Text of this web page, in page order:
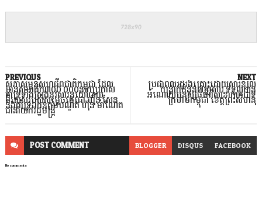
NEXT
ប្រជាពលរដ្ឋរងគ្រោះដោយសារខ្យល់
កន្ត្រាក់ចំនួន៧គ្រួសារ ទទួលបាន
អំណោយមនុស្សធម៌ពីសាខាកាកបាទ
ក្រហមកម្ពុជា ខេត្តព្រះសីហនុ
PREVIOUS
សភាសម្ព័ន្ធសហជីពជាតិកម្ពុជា ដែល
មានសមាជិក៣០០.០០០នាក់ប្រកាស
គាំទ្រទាំងស្រុងនូវសារនយោបាយ
ពិសេសរបស់សម្ដេចតេជោ ហ៊ុន សែន
និងគាំទ្រឯកឧត្តមបណ្ឌិត ហ៊ុន ម៉ាណែត
ជានាយករដ្ឋមន្ត្រី
POSTCOMMENT BLOGGER DISQUS FACEBOOK
No comments